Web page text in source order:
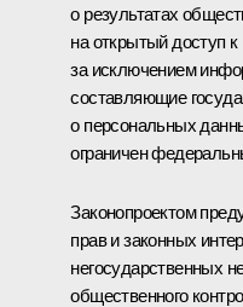
о результатах
на открытый доступ
за исключением
составляющие
о персональных
ограничен
Законопроектом
прав и законных
негосударственных
общественного